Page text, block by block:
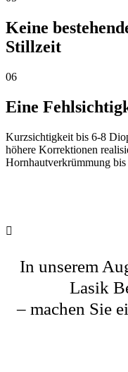
Keine
Stillzeit
06
Eine
Kurzsichtigkeit bis 6-8
höhere Korrektionen
Hornhautverkrümmung
In unserem
Lasik
– machen Sie